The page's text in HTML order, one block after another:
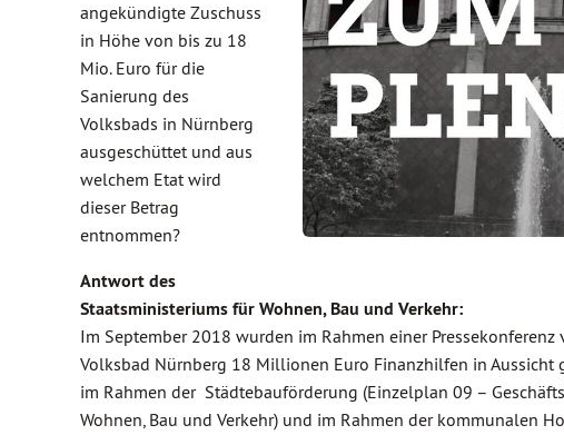
angekündigte Zuschuss
in Höhe von bis zu 18
Mio. Euro für die
Sanierung des
Volksbads in Nürnberg
ausgeschüttet und aus
welchem Etat wird
dieser Betrag
entnommen?
Antwort des
Staatsministeriums für Wohnen, Bau und Verkehr:
Im September 2018 wurden im Rahmen einer
Volksbad Nürnberg 18 Millionen Euro Finanzhilfen in Aussicht
im Rahmen der Städtebauförderung (Einzelplan 09 –
Wohnen, Bau und Verkehr) und im Rahmen der kommunalen